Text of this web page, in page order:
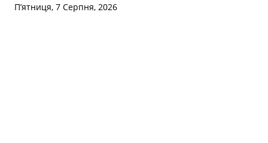
П’ятниця, 7 Серпня, 2026